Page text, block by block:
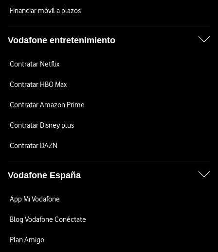
Financiar móvil a plazos
Vodafone entretenimiento
Contratar Netflix
Contratar HBO Max
Contratar Amazon Prime
Contratar Disney plus
Contratar DAZN
Vodafone España
App Mi Vodafone
Blog Vodafone Conéctate
Plan Amigo